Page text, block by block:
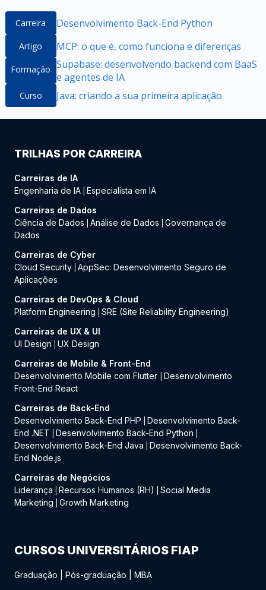
Carreira Desenvolvimento Back-End Python
Artigo MCP: o que é, como funciona e diferenças
Formação Supabase: desenvolvendo backend com BaaS
e agentes de IA
Curso Java: criando a sua primeira aplicação
TRILHAS POR CARREIRA
Carreiras de IA
Engenharia de IA Especialista em IA
Carreiras de Dados
Ciência de Dados
Análise de Dados
Governança de
Dados
Carreiras de Cyber
Cloud Security AppSec: Desenvolvimento Seguro de
Aplicações
Carreiras de DevOps & Cloud
Platform Engineering
SRE (Site Reliability Engineering)
Carreiras de UX & UI
UI Design
UX Design
Carreiras de Mobile & Front-End
Desenvolvimento Mobile com Flutter
Desenvolvimento
Front-End React
Carreiras de Back-End
Desenvolvimento Back-End PHP
Desenvolvimento Back-
End .NET
Desenvolvimento Back-End Python
Desenvolvimento Back-End Java
Desenvolvimento Back-
End Node.js
Carreiras de Negócios
Liderança
Recursos Humanos (RH)
Social Media
Marketing
Growth Marketing
CURSOS UNIVERSITÁRIOS FIAP
Graduação Pós-graduação MBA